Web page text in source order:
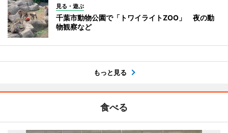
見る・遊ぶ
千葉市動物公園で「トワイライトZOO」 夜の動
物観察など
もっと見る
食べる